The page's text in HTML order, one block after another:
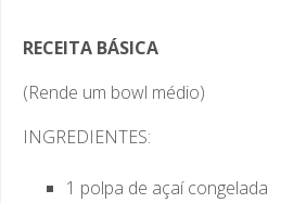
RECEITA BÁSICA
(Rende um bowl médio)
INGREDIENTES:
1 polpa de açaí congelada